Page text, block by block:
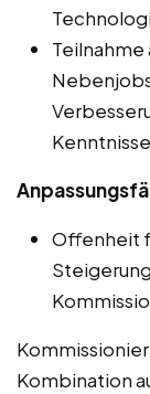
Teilnahme
Offenheit
Kombination